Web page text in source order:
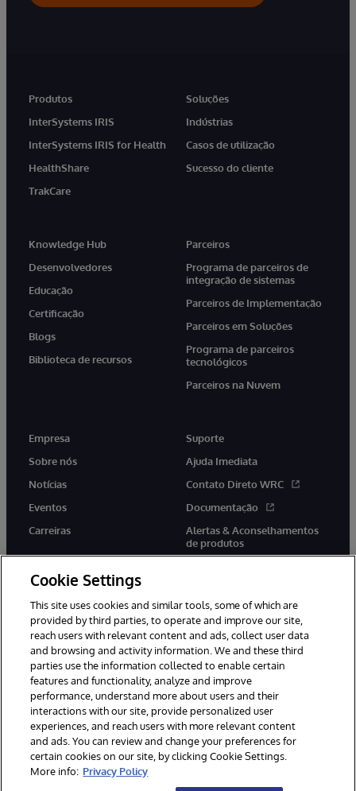
Produtos
InterSystems IRIS
InterSystems IRIS for Health
HealthShare
TrakCare
Soluções
Indústrias
Casos de utilização
Sucesso do cliente
Knowledge Hub
Desenvolvedores
Educação
Certificação
Blogs
Biblioteca de recursos
Parceiros
Programa de parceiros de
integração de sistemas
Parceiros de Implementação
Parceiros em Soluções
Programa de parceiros
tecnológicos
Parceiros na Nuvem
Empresa
Sobre nós
Notícias
Eventos
Carreiras
Suporte
Ajuda Imediata
Contato Direto WRC
Documentação
Alertas & Aconselhamentos
de produtos
twitter youtubefacebooklinkedin
© 1996-2022 InterSystems Corporation, Boston, MA. Todos os
direitos reservados.
Avisos/Termos & Condições
Declaração de Privacidade
Garantia
Acessibilidade
Cookie Settings
This site uses cookies and similar tools, some of which are
provided by third parties, to operate and improve our site,
reach users with relevant content and ads, collect user data
and browsing and activity information. We and these third
parties use the information collected to enable certain
features and functionality, analyze and improve
performance, understand more about users and their
interactions with our site, provide personalized user
experiences, and reach users with more relevant content
and ads. You can review and change your preferences for
certain cookies on our site, by clicking Cookie Settings.
More info: Privacy Policy